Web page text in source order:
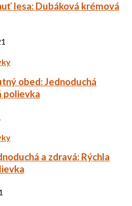
lesa: Dubáková krémová
obed: Jednoduchá
polievka
a zdravá: Rýchla